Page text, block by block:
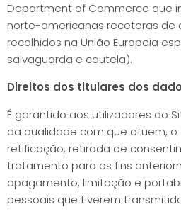
Department of Commerce que
norte-americanas recetoras de
recolhidos na União Europeia
salvaguarda e cautela).
Direitos dos titulares dos
É garantido aos utilizadores do
da qualidade com que atuem, o
retificação, retirada de
tratamento para os fins
apagamento, limitação e
pessoais que tiverem